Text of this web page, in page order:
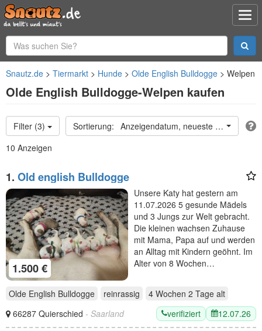
Snautz.de Tiermarkt Hunde Olde English Bulldogge Welpen
Olde English Bulldogge-Welpen kaufen
Filter (3)
Anzeigendatum, neueste oben
10 Anzeigen
1. Old english Bulldogge
1.500 €
Unsere Katy hat gestern am
11.07.2026 5 gesunde Mädels
und 3 Jungs zur Welt gebracht.
Die kleinen wachsen Zuhause
mit Mama, Papa auf und werden
an Alltag mit Kindern geöhnt. Im
Alter von 8 Wochen…
Olde English Bulldogge reinrassig 4 Wochen 2 Tage alt
66287 Quierschied - Saarland verifiziert 12.07.26